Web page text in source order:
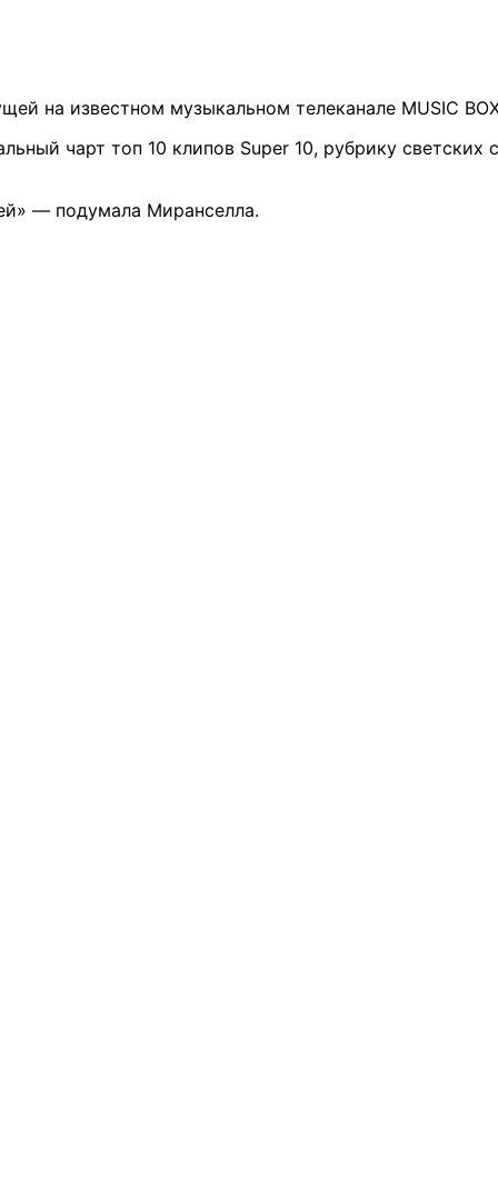
на известном музыкальном телеканале MUSIC
чарт топ 10 клипов Super 10, рубрику
— подумала Миранселла.